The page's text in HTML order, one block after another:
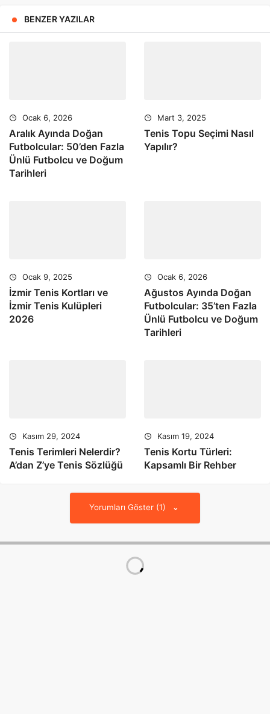
BENZER YAZILAR
Ocak 6, 2026
Aralık Ayında Doğan
Futbolcular: 50’den Fazla
Ünlü Futbolcu ve Doğum
Tarihleri
Mart 3, 2025
Tenis Topu Seçimi Nasıl
Yapılır?
Ocak 9, 2025
İzmir Tenis Kortları ve
İzmir Tenis Kulüpleri
2026
Ocak 6, 2026
Ağustos Ayında Doğan
Futbolcular: 35’ten Fazla
Ünlü Futbolcu ve Doğum
Tarihleri
Kasım 29, 2024
Tenis Terimleri Nelerdir?
A’dan Z’ye Tenis Sözlüğü
Kasım 19, 2024
Tenis Kortu Türleri:
Kapsamlı Bir Rehber
Yorumları Göster (1)